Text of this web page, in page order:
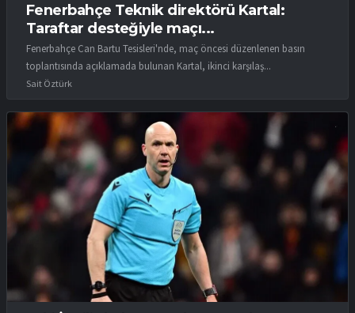
Fenerbahçe Teknik direktörü Kartal:
Taraftar desteğiyle maçı...
Fenerbahçe Can Bartu Tesisleri'nde, maç öncesi düzenlenen basın
toplantısında açıklamada bulunan Kartal, ikinci karşılaş...
Sait Öztürk